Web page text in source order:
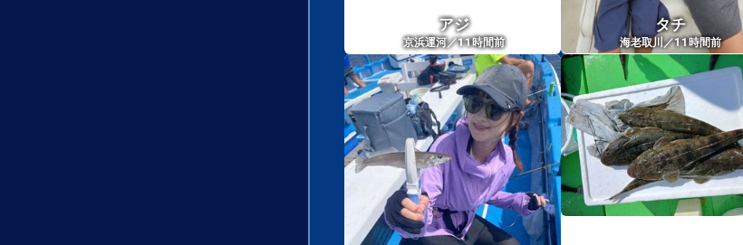
アジ
京浜運河／11時間前
タチ
海老取川／11時間前